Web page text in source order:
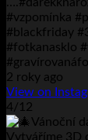
#vzpomínka
#blackfriday
#fotkanasklo
2 roky ago
View on
4/12